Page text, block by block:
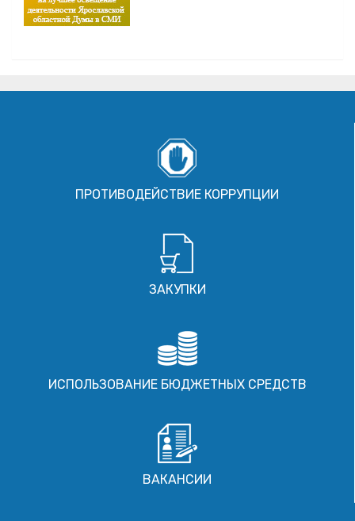
ПРОТИВОДЕЙСТВИЕ КОРРУПЦИИ
ЗАКУПКИ
ИСПОЛЬЗОВАНИЕ БЮДЖЕТНЫХ СРЕДСТВ
ВАКАНСИИ